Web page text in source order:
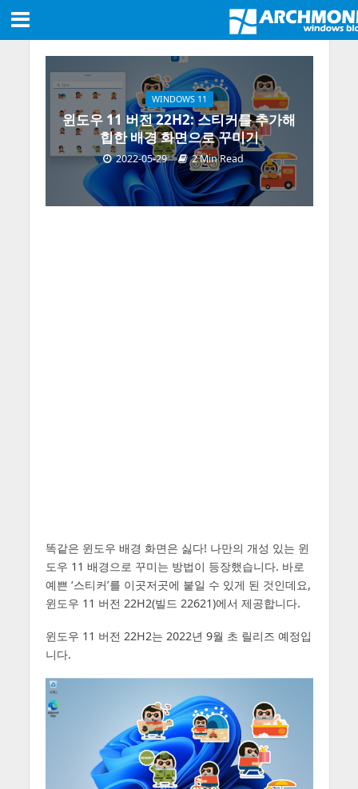
WINDOWS 11
윈도우 11 버전 22H2: 스티커를 추가해
힙한 배경 화면으로 꾸미기
2022-05-29 2 Min Read
똑같은 윈도우 배경 화면은 싫다! 나만의 개성 있는 윈
도우 11 배경으로 꾸미는 방법이 등장했습니다. 바로
예쁜 ‘스티커’를 이곳저곳에 붙일 수 있게 된 것인데요,
윈도우 11 버전 22H2(빌드 22621)에서 제공합니다.
윈도우 11 버전 22H2는 2022년 9월 초 릴리즈 예정입
니다.